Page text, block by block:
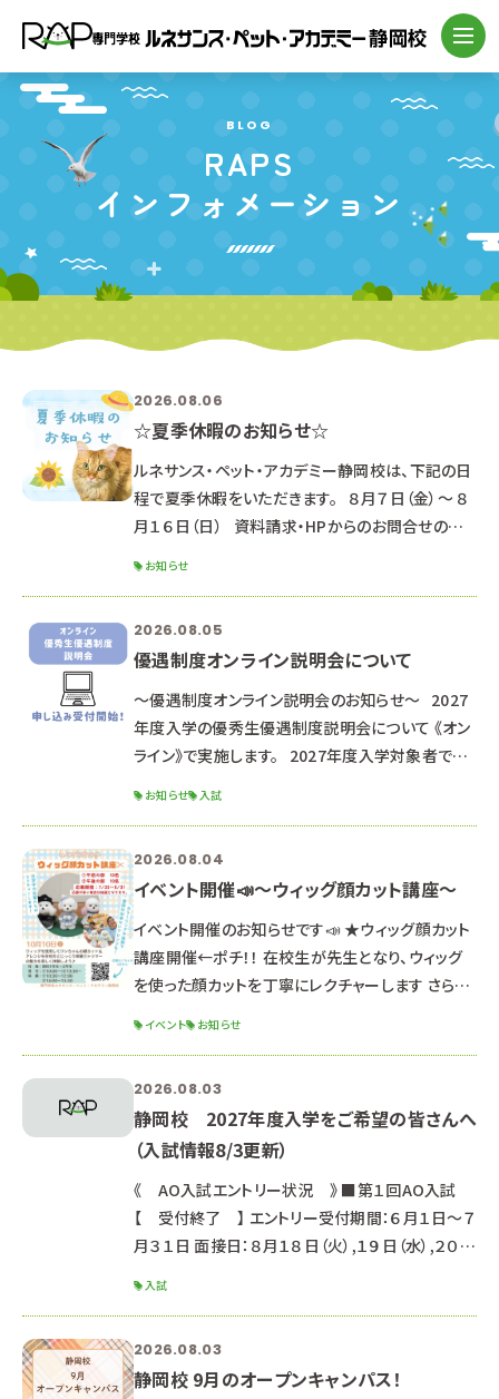
BLOG
RAPS
インフォメーション
2026.08.06
☆夏季休暇のお知らせ☆
ルネサンス・ペット・アカデミー静岡校は、下記の日
程で夏季休暇をいただきます。 ８月７日（金）～ ８
月１６日（日） 資料請求・HPからのお問合せのお
ス申し込み 返信が遅くなる可能性もありますが、
ご了承ください。 夏休み中の８月２２日(土)に、
オープンキャンパスを開催します。 学校の動物たち
も皆さんに会えることを
お知らせ
2026.08.05
優遇制度オンライン説明会について
～優遇制度オンライン説明会のお知らせ～ 2027
年度入学の優秀生優遇制度説明会について 《オン
ライン》で実施します。 2027年度入学対象者で優
説明会内容■ 優秀生優遇制度（特待生・通学支援
生）について 出願資格・特典・試験日程 選考までの
流れ 求める人材像 面接試験について 筆記試験に
ついて 小論文試験について &n
お知らせ 入試
2026.08.04
イベント開催📣～ウィッグ顔カット講座～
イベント開催のお知らせです📣 ★ウィッグ顔カット
講座開催←ポチ！！ 在校生が先生となり、ウィッグ
を使った顔カットを丁寧にレクチャーします さら
ら、学校の雰囲気や先輩との交流も楽しめる特別
な講座です♪ わんちゃんとのふれあいタイムもご
用意しています 先日のオープンキャンパスで募集
を開始しましたが、ご好評につき、募集枠を拡大し
ました！ たくさんの反響をいただきあ
イベント お知らせ
2026.08.03
静岡校 2027年度入学をご希望の皆さんへ
（入試情報8/3更新）
《 AO入試エントリー状況 》 ■第１回AO入試
【 受付終了 】 エントリー受付期間：６月１日～７
月３１日 面接日：８月１８日（火）,１９日（水）,２０日
確認をお願いします。 ■第２回AO入試 【 受付
中 】 ※一部学科はAO入試エントリーを締め切っ
入試
2026.08.03
静岡校 9月のオープンキャンパス！